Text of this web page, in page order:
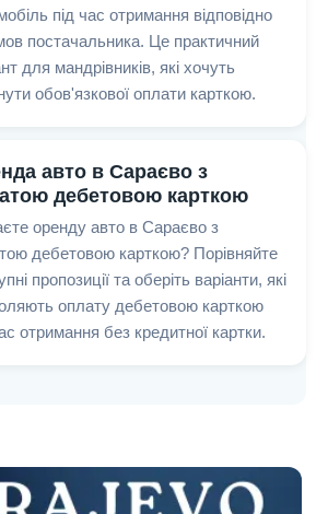
під час отримання відповідно
постачальника. Це практичний
для мандрівників, які хочуть
обов'язкової оплати карткою.
авто в Сараєво з
дебетовою карткою
оренду авто в Сараєво з
дебетовою карткою? Порівняйте
пропозиції та оберіть варіанти, які
оплату дебетовою карткою
отримання без кредитної картки.